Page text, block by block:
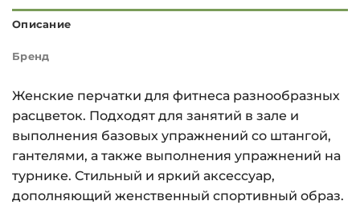
Описание
Бренд
Женские перчатки для фитнеса разнообразных
расцветок. Подходят для занятий в зале и
выполнения базовых упражнений со штангой,
гантелями, а также выполнения упражнений на
турнике. Стильный и яркий аксессуар,
дополняющий женственный спортивный образ.